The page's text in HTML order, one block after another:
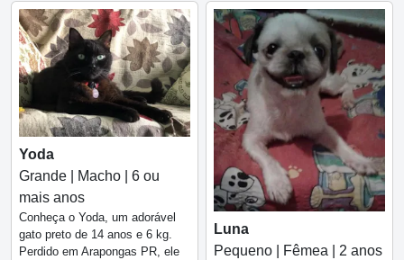
Yoda
Grande | Macho | 6 ou
mais anos
Conheça o Yoda, um adorável
gato preto de 14 anos e 6 kg.
Perdido em Arapongas PR, ele
Luna
Pequeno | Fêmea | 2 anos